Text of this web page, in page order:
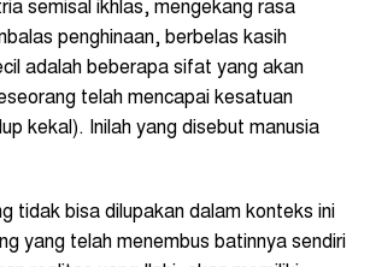
semisal ikhlas, mengekang rasa
penghinaan, berbelas kasih
adalah beberapa sifat yang akan
telah mencapai kesatuan
kekal). Inilah yang disebut manusia
tidak bisa dilupakan dalam konteks ini
yang telah menembus batinnya sendiri